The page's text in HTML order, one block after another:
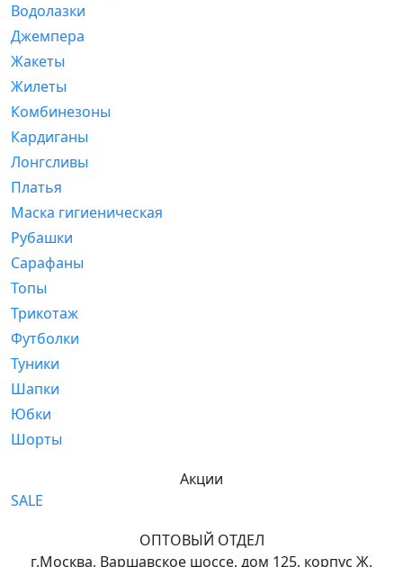
Водолазки
Джемпера
Жакеты
Жилеты
Комбинезоны
Кардиганы
Лонгсливы
Платья
Маска гигиеническая
Рубашки
Сарафаны
Топы
Трикотаж
Футболки
Туники
Шапки
Юбки
Шорты
Акции
SALE
ОПТОВЫЙ ОТДЕЛ
г.Москва, Варшавское шоссе, дом 125, корпус Ж.